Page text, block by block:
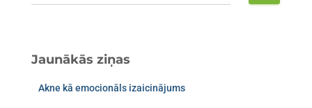
Jaunākās ziņas
Akne kā emocionāls izaicinājums